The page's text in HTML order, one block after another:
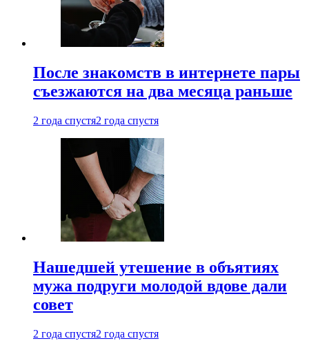
После знакомств в интернете пары
съезжаются на два месяца раньше
2 года спустя2 года спустя
Нашедшей утешение в объятиях
мужа подруги молодой вдове дали
совет
2 года спустя2 года спустя